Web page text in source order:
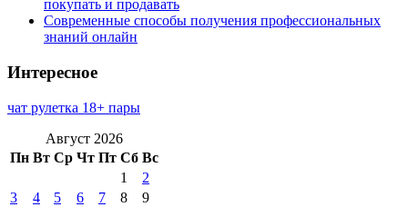
покупать и продавать
Современные способы получения профессиональных
знаний онлайн
Интересное
чат рулетка 18+ пары
Август 2026
Пн Вт Ср Чт Пт Сб Вс
1
2
3
4 5 6 7 8
9